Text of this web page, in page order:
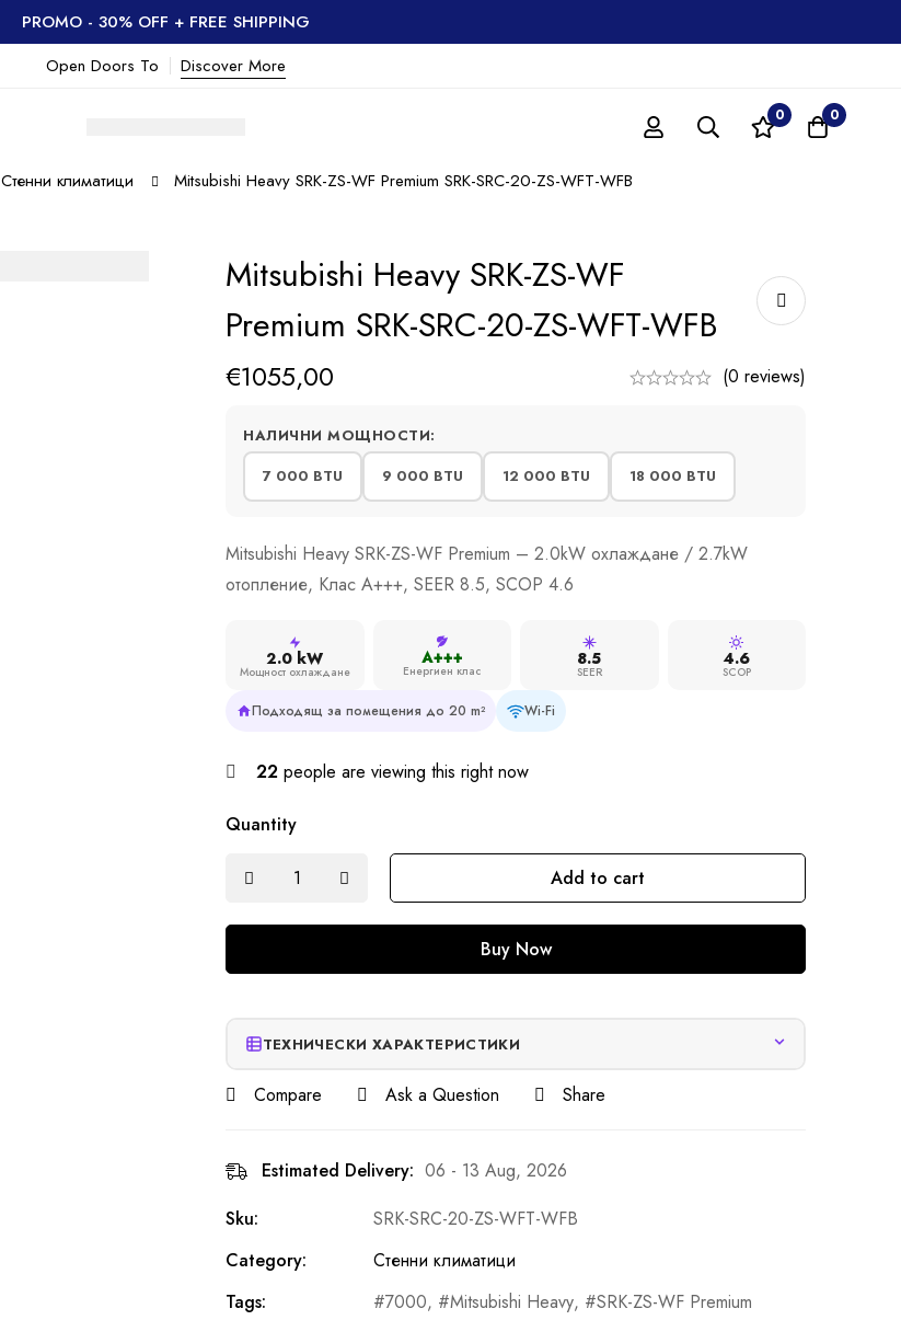
PROMO - 30% OFF + FREE SHIPPING
Open Doors To Discover More
0 0
Стенни климатици Mitsubishi Heavy SRK-ZS-WF Premium SRK-SRC-20-ZS-WFT-WFB
Mitsubishi Heavy SRK-ZS-WF
Premium SRK-SRC-20-ZS-WFT-WFB
€1055,00 (0 reviews)
НАЛИЧНИ МОЩНОСТИ:
7 000 BTU
9 000 BTU 12 000 BTU 18 000 BTU
Mitsubishi Heavy SRK-ZS-WF Premium – 2.0kW охлаждане / 2.7kW
отопление, Клас A+++, SEER 8.5, SCOP 4.6
2.0 kW
Мощност охлаждане
A+++
Енергиен клас
8.5
SEER
4.6
SCOP
Подходящ за помещения до 20 m² Wi-Fi
22 people are viewing this right now
Quantity
Add to cart
Buy Now
ТЕХНИЧЕСКИ ХАРАКТЕРИСТИКИ
Compare Ask a Question Share
Estimated Delivery: 06 - 13 Aug, 2026
Sku:
SRK-SRC-20-ZS-WFT-WFB
Category:
Стенни климатици
Tags:
7000, Mitsubishi Heavy, SRK-ZS-WF Premium